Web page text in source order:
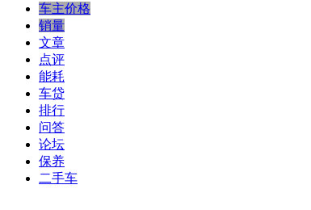
车主价格
销量
文章
点评
能耗
车贷
排行
问答
论坛
保养
二手车